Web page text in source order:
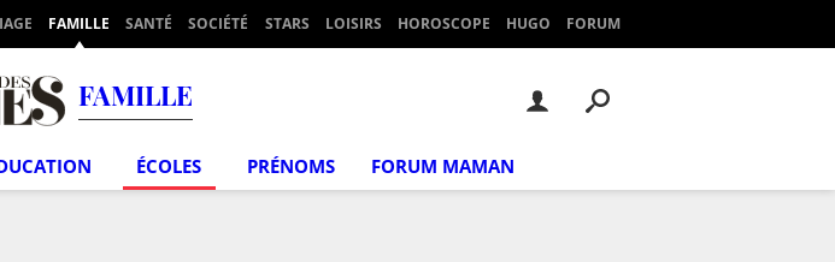
FAMILLE SANTÉ SOCIÉTÉ STARS LOISIRS HOROSCOPE HUGO FORUM
FAMILLE
ÉCOLES PRÉNOMS FORUM MAMAN